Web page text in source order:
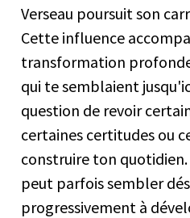
Verseau poursuit son
Cette influence
transformation
qui te semblaient
question de revoir
certaines certitudes ou
construire ton quotidien.
peut parfois sembler
progressivement à